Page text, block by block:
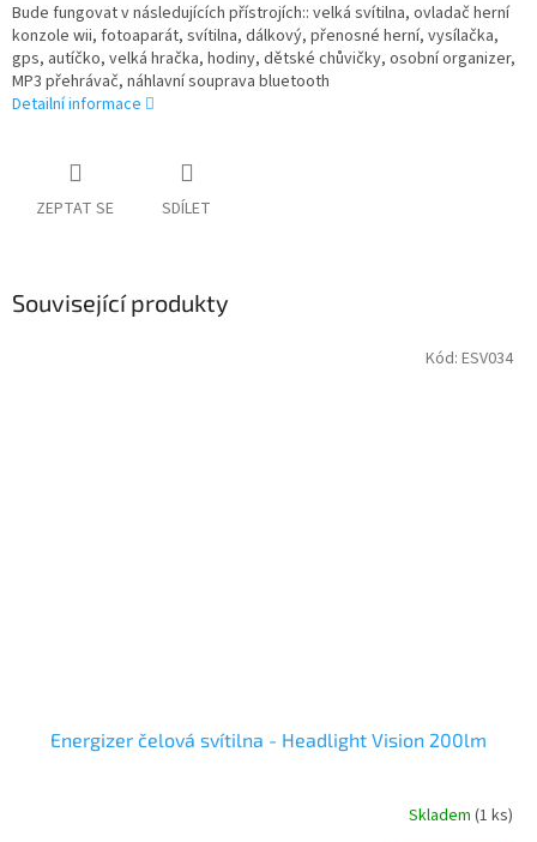
Bude fungovat v následujících přístrojích:: velká svítilna, ovladač herní
konzole wii, fotoaparát, svítilna, dálkový, přenosné herní, vysílačka,
gps, autíčko, velká hračka, hodiny, dětské chůvičky, osobní organizer,
MP3 přehrávač, náhlavní souprava bluetooth
Detailní informace
ZEPTAT SE SDÍLET
Související produkty
Energizer čelová svítilna - Headlight Vision 200lm
Skladem (1 ks)
Kód: ESV034